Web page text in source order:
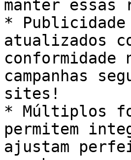
manter
* Publicidade
atualizados
campanhas
sites!
* Múltiplos
permitem
ajustam